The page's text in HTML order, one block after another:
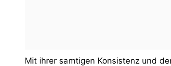
Mit ihrer samtigen Konsistenz und